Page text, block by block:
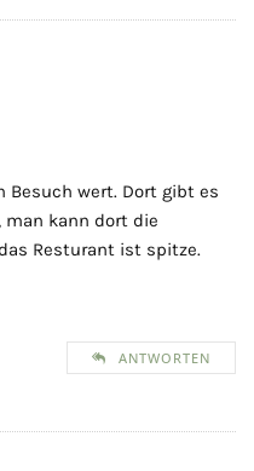
Besuch wert. Dort gibt es
man kann dort die
Resturant ist spitze.
ANTWORTEN